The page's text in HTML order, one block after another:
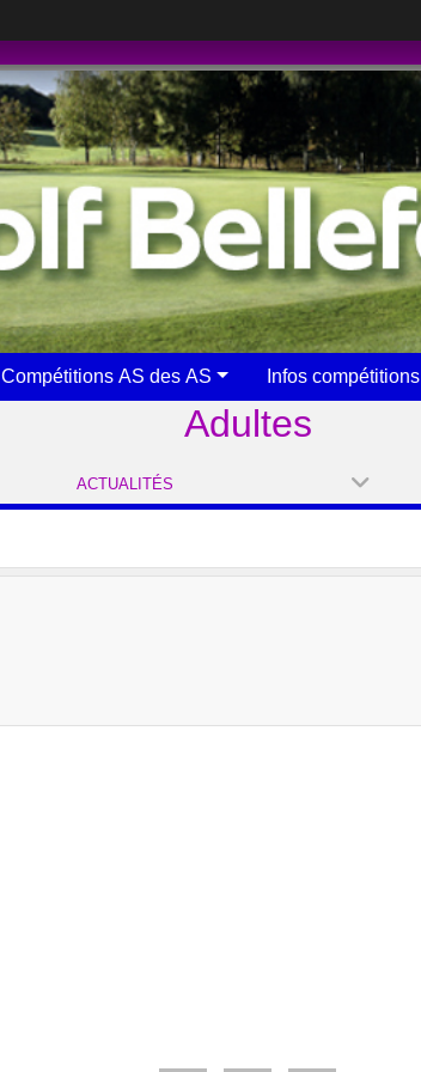
Compétitions AS des AS Infos compétitions
Adultes
ACTUALITÉS